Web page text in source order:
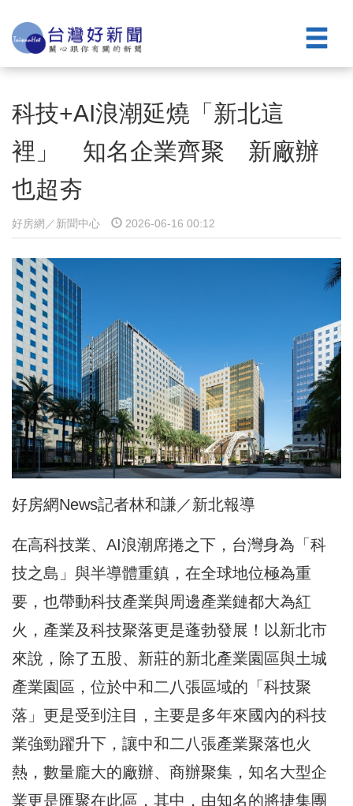
科技+AI浪潮延燒「新北這
裡」 知名企業齊聚 新廠辦
也超夯
好房網／新聞中心 2026-06-16 00:12
好房網News記者林和謙／新北報導
在高科技業、AI浪潮席捲之下，台灣身為「科
技之島」與半導體重鎮，在全球地位極為重
要，也帶動科技產業與周邊產業鏈都大為紅
火，產業及科技聚落更是蓬勃發展！以新北市
來說，除了五股、新莊的新北產業園區與土城
產業園區，位於中和二八張區域的「科技聚
落」更是受到注目，主要是多年來國內的科技
業強勁躍升下，讓中和二八張產業聚落也火
熱，數量龐大的廠辦、商辦聚集，知名大型企
業更是匯聚在此區，其中，由知名的將捷集團